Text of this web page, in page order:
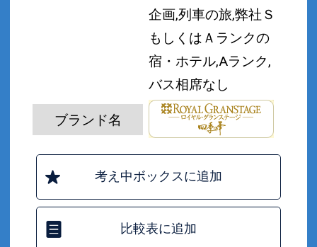
企画,列車の旅,弊社Ｓ
もしくはＡランクの
宿・ホテル,Aランク,
バス相席なし
ブランド名
考え中ボックスに追加
比較表に追加